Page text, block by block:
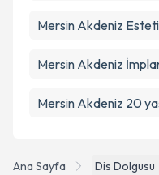
Ana Sayfa Dis Dolgusu
Mersin Akdeniz
Mersin Akdeniz
Mersin Akdeniz 20